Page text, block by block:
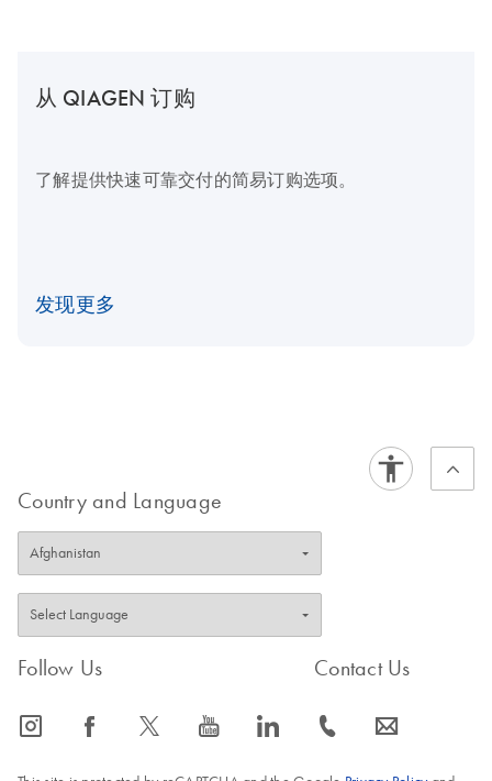
从 QIAGEN 订购
了解提供快速可靠交付的简易订购选项。
发现更多
Country and Language
Follow Us
icon_0065_instagram-s icon_0064_facebook-s icon_0340_cc_gen_x-s icon_0077_youtube-s icon_0066_linkedin-s
Contact Us
icon_0072_phone-s icon_0063_envelope-s